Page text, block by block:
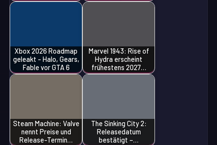
Xbox 2026 Roadmap
geleakt - Halo, Gears,
Fable vor GTA 6
Marvel 1943: Rise of
Hydra erscheint
frühestens 2027…
Steam Machine: Valve
nennt Preise und
Release-Termin…
The Sinking City 2:
Releasedatum
bestätigt –…